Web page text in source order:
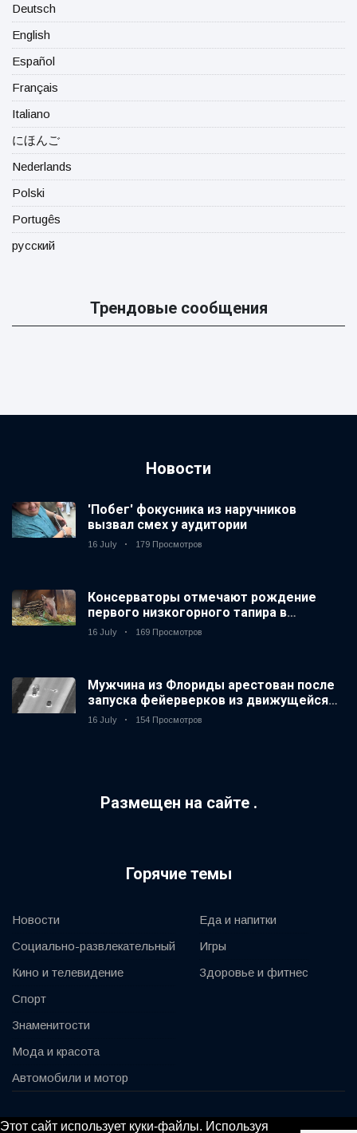
Этот сайт использует куки-файлы. Используя
Deutsch
English
Español
Français
Italiano
にほんご
Nederlands
Polski
Portugês
русский
Трендовые сообщения
Новости
'Побег' фокусника из наручников
вызвал смех у аудитории
16 July 179 Просмотров
Консерваторы отмечают рождение
первого низкогорного тапира в
зоопарке Великобритании за 14 лет
16 July 169 Просмотров
Мужчина из Флориды арестован после
запуска фейерверков из движущейся
машины
16 July 154 Просмотров
Размещен на сайте .
Горячие темы
Новости
Социально-развлекательный
Кино и телевидение
Спорт
Знаменитости
Мода и красота
Автомобили и мотор
Еда и напитки
Игры
Здоровье и фитнес
© 2020, KV-GmbH | All rights reserved